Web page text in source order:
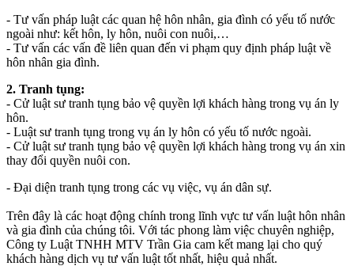
- Tư vấn pháp luật các quan hệ hôn nhân, gia đình có yếu tố nước
ngoài như: kết hôn, ly hôn, nuôi con nuôi,…
- Tư vấn các vấn đề liên quan đến vi phạm quy định pháp luật về
hôn nhân gia đình.
2. Tranh tụng:
- Cử luật sư tranh tụng bảo vệ quyền lợi khách hàng trong vụ án ly
hôn.
- Luật sư tranh tụng trong vụ án ly hôn có yếu tố nước ngoài.
- Cử luật sư tranh tụng bảo vệ quyền lợi khách hàng trong vụ án xin
thay đổi quyền nuôi con.
- Đại diện tranh tụng trong các vụ việc, vụ án dân sự.
Trên đây là các hoạt động chính trong lĩnh vực tư vấn luật hôn nhân
và gia đình của chúng tôi. Với tác phong làm việc chuyên nghiệp,
Công ty Luật TNHH MTV Trần Gia cam kết mang lại cho quý
khách hàng dịch vụ tư vấn luật tốt nhất, hiệu quả nhất.